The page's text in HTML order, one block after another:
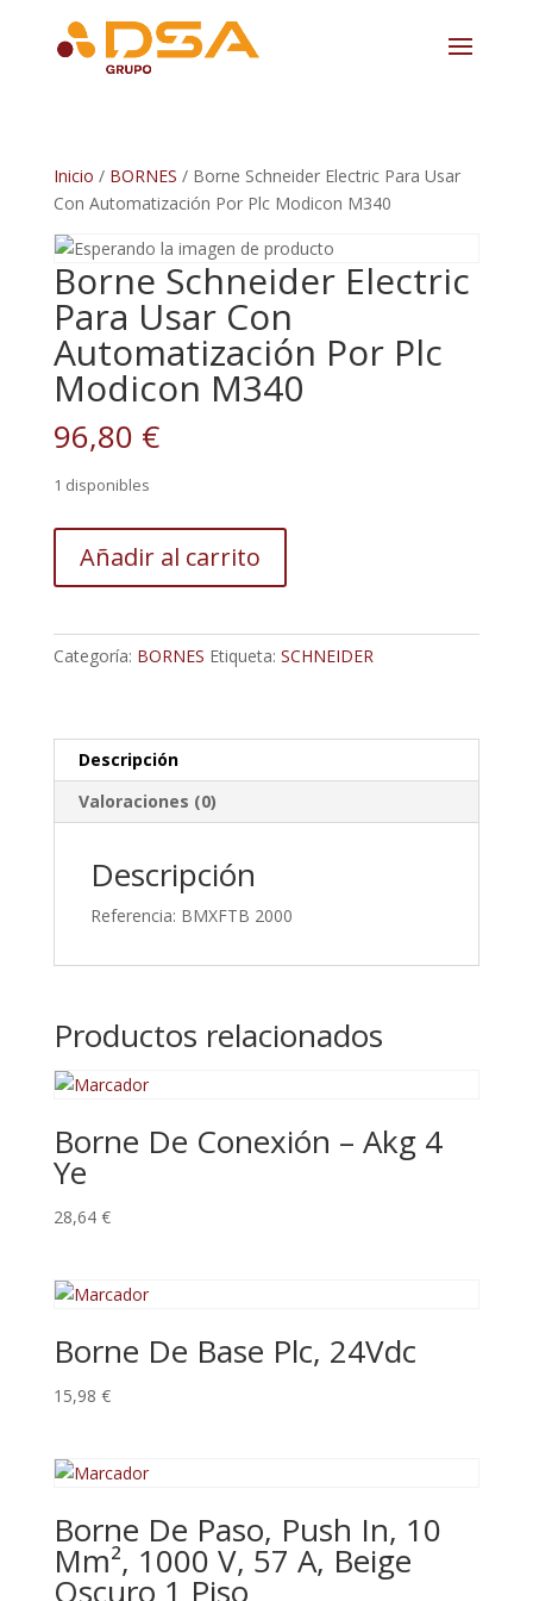
Inicio / BORNES / Borne Schneider Electric Para Usar
Con Automatización Por Plc Modicon M340
Borne Schneider Electric
Para Usar Con
Automatización Por Plc
Modicon M340
96,80 €
1 disponibles
Schneider
Electric
Usar
Modicon
M340
Añadir al carrito
Categoría: BORNES Etiqueta: SCHNEIDER
Descripción
Valoraciones (0)
Descripción
Referencia: BMXFTB 2000
Productos relacionados
Borne De Conexión – Akg 4
Ye
28,64 €
Borne De Base Plc, 24Vdc
15,98 €
Borne De Paso, Push In, 10
Mm², 1000 V, 57 A, Beige
Oscuro 1 Piso